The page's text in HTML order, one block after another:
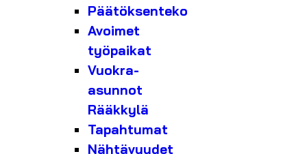
Päätöksenteko
Avoimet
työpaikat
Vuokra-
asunnot
Rääkkylä
Tapahtumat
Nähtävyydet